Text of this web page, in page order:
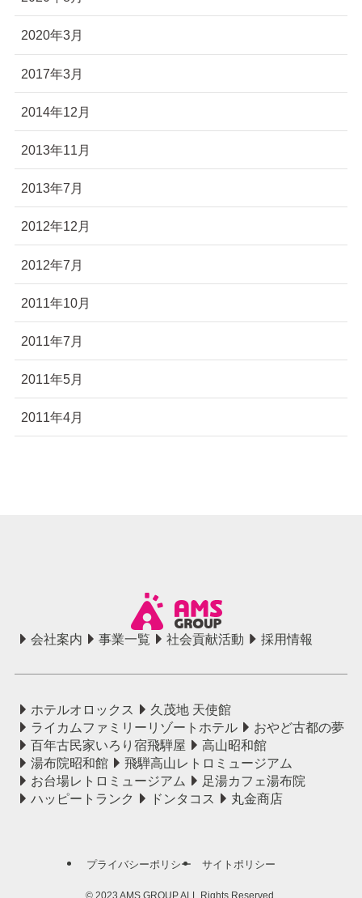
2020年3月
2017年3月
2014年12月
2013年11月
2013年7月
2012年12月
2012年7月
2011年10月
2011年7月
2011年5月
2011年4月
会社案内 事業一覧 社会貢献活動 採用情報
ホテルオロックス
久茂地 天使館
ライカムファミリーリゾートホテル
おやど古都の夢
百年古民家いろり宿飛騨屋
高山昭和館
湯布院昭和館
飛騨高山レトロミュージアム
お台場レトロミュージアム
足湯カフェ湯布院
ハッピートランク
ドンタコス 丸金商店
プライバシーポリシー サイトポリシー